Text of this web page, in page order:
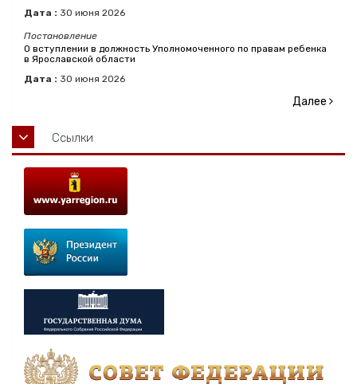
Дата : 30 июня 2026
Постановление
О вступлении в должность Уполномоченного по правам ребенка
в Ярославской области
Дата : 30 июня 2026
Далее
Ссылки